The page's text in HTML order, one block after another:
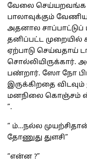
வேலை செய்யறவங்க
பாலாவுக்கும்
அதனால
தனிப்பட்ட
ஏற்பாடு செய்வதாய்
சொல்லியிருக்கார்.
பண்றார். ஸோ நோ
இருக்கிறதை
மனநிலை கொஞ்சம்
”.
“ ம்…நல்ல
தோணுது துளசி”
“என்ன ?”